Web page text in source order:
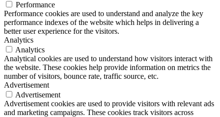
Performance
Performance cookies are used to understand and analyze the key
performance indexes of the website which helps in delivering a
better user experience for the visitors.
Analytics
Analytics
Analytical cookies are used to understand how visitors interact with
the website. These cookies help provide information on metrics the
number of visitors, bounce rate, traffic source, etc.
Advertisement
Advertisement
Advertisement cookies are used to provide visitors with relevant ads
and marketing campaigns. These cookies track visitors across